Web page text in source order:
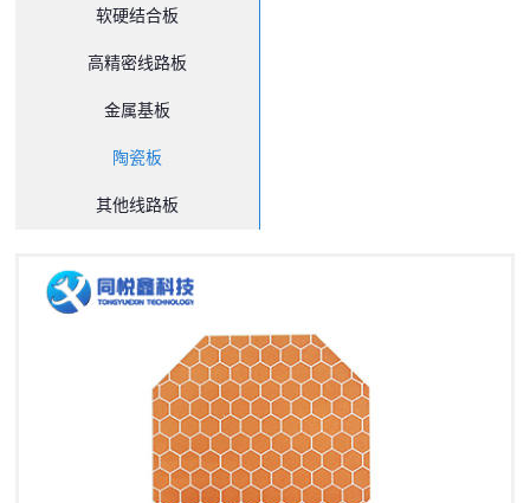
软硬结合板
高精密线路板
金属基板
陶瓷板
其他线路板